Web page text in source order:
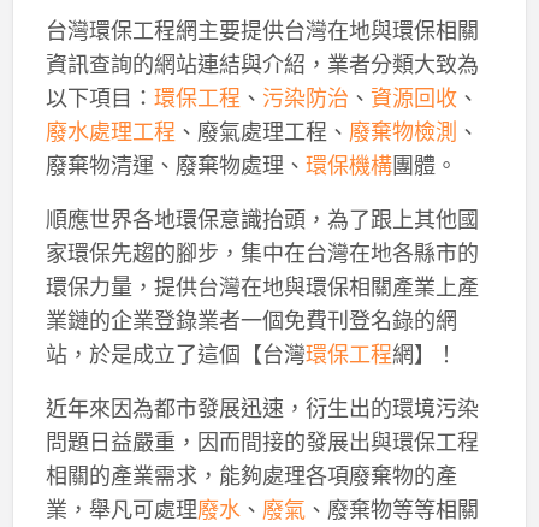
台灣環保工程網主要提供台灣在地與環保相關
資訊查詢的網站連結與介紹，業者分類大致為
以下項目： 環保工程 、 污染防治 、 資源回收、
廢水處理工程 、廢氣處理工程、 廢棄物檢測 、
廢棄物清運、廢棄物處理、 環保機構團體。
順應世界各地環保意識抬頭，為了跟上其他國
家環保先趨的腳步，集中在台灣在地各縣市的
環保力量，提供台灣在地與環保相關產業上產
業鏈的企業登錄業者一個免費刊登名錄的網
站，於是成立了這個【台灣環保工程網】！
近年來因為都市發展迅速，衍生出的環境污染
問題日益嚴重，因而間接的發展出與環保工程
相關的產業需求，能夠處理各項廢棄物的產
業，舉凡可處理廢水、 廢氣、廢棄物等等相關